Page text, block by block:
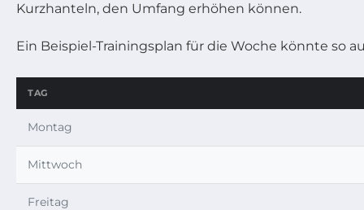
Kurzhanteln, den Umfang erhöhen können.
Ein Beispiel-Trainingsplan für die Woche könnte so
TAG
Montag
Mittwoch
Freitag